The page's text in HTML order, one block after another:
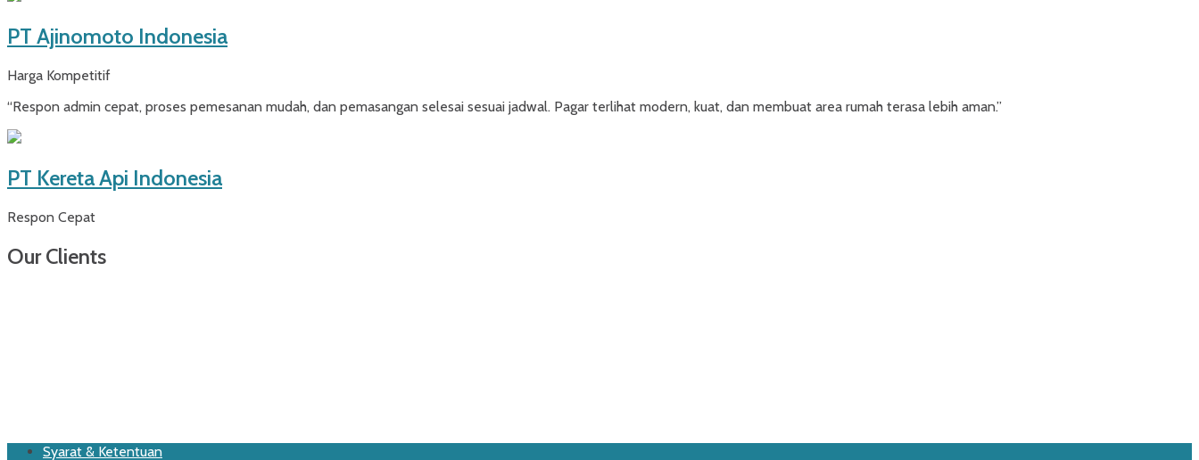
PT Ajinomoto Indonesia
Harga Kompetitif
“Respon admin cepat, proses pemesanan mudah, dan pemasangan selesai sesuai jadwal. Pagar terlihat modern, kuat, dan membuat area rumah terasa lebih aman.”
PT Kereta Api Indonesia
Respon Cepat
Our Clients
Footer
Skip
Syarat & Ketentuan